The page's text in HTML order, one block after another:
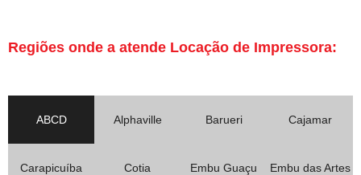
Regiões onde a atende Locação de Impressora:
ABCD Alphaville Barueri Cajamar
Carapicuíba Cotia Embu Guaçu Embu das Artes